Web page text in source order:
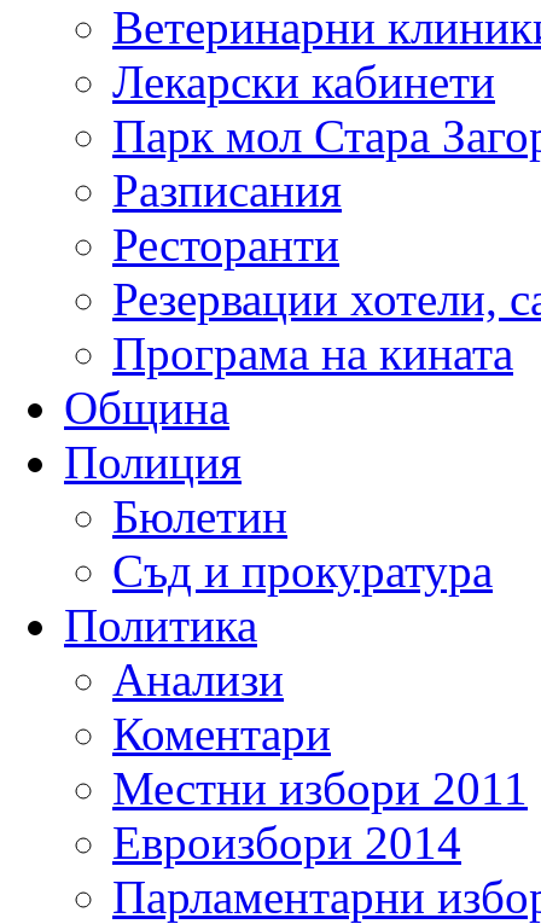
Ветеринарни
Лекарски кабинети
Парк мол Стара
Разписания
Ресторанти
Резервации хотели,
Програма на кината
Община
Полиция
Бюлетин
Съд и прокуратура
Политика
Анализи
Коментари
Местни избори 2011
Евроизбори 2014
Парламентарни